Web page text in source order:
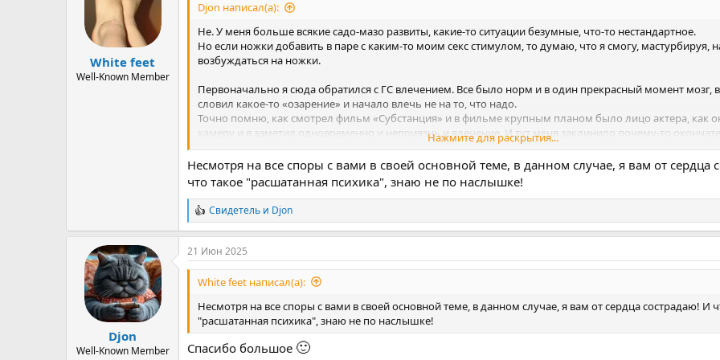
и
White feet
Well-Known Member
Djon написал(а):
Не. У меня больше всякие садо-мазо развиты, какие-то ситуации безумные, что-то нестандартное.
Но если ножки добавить в паре с каким-то моим секс стимулом, то думаю, что я смогу, мастурбируя,
возбуждаться на ножки.
Первоначально я сюда обратился с ГС влечением. Все было норм и в один прекрасный момент мозг,
словил какое-то «озарение» и начало влечь не на то, что надо.
Точно помню, как смотрел фильм «Субстанция» и в фильме крупным планом было лицо актера, как
камеру и я заметил одновременно и неприязнь и влечение. И тут меня заклинило почему-то
Произошло это после того, как мастурбировал на минет со спины девушки (очень заводило,
женской фигуры, попы и нравился как бы скрытый минет, типа додумывал, как она там сосет. Как
дверкой). Потом начал анализировать почему это меня заводит. И предположил, что возможно, я как
продолжение её затылка, то есть у меня была мысль, что я себя представлял в место этой девушки,
осознавал этого. И испугался своей реакции, хотя это не точное было предположение.
Потом и на ГС порно начал проверять и тд., то посмотрю, то почитаю, то пофантазирую, чтобы
В связи с этими событиями у меня начался невроз и панические атаки, так как я себя не вижу геем и не
ни интимной ни эротичной связи с мужчинами. Влюбленности к парням нет, отторжение в этом
менее, в сексуальном плане может быть отклик в теле, если раздувать какую-то ситуацию в
реакция к ТС и женоподобным парням.
Ну и депра была еще до начала ситуации. Мог работать и сидеть рыдать от музыки грустной. Психика
расшаталась.
Нажмите для раскрытия...
Несмотря на все споры с вами в своей основной теме, в данном случае, я вам от сердца
что такое "расшатанная психика", знаю не по наслышке!
Р
е
а
к
ц
и
Свидетель и Djon
Djon
Well-Known Member
21 Июн 2025
White feet написал(а):
Несмотря на все споры с вами в своей основной теме, в данном случае, я вам от сердца сострадаю! И
"расшатанная психика", знаю не по наслышке!
Спасибо большое 🙂